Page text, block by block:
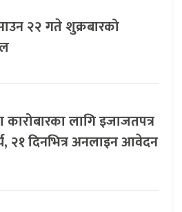
२२ गते शुक्रबारको
कारोबारका लागि इजाजतपत्र
२१ दिनभित्र अनलाइन आवेदन